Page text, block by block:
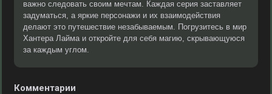
важно следовать своим мечтам. Каждая серия заставляет
задуматься, а яркие персонажи и их взаимодействия
делают это путешествие незабываемым. Погрузитесь в мир
Хантера Лайма и откройте для себя магию, скрывающуюся
за каждым углом.
Комментарии